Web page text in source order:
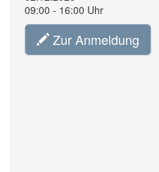
09:00 - 16:00 Uhr
Zur Anmeldung